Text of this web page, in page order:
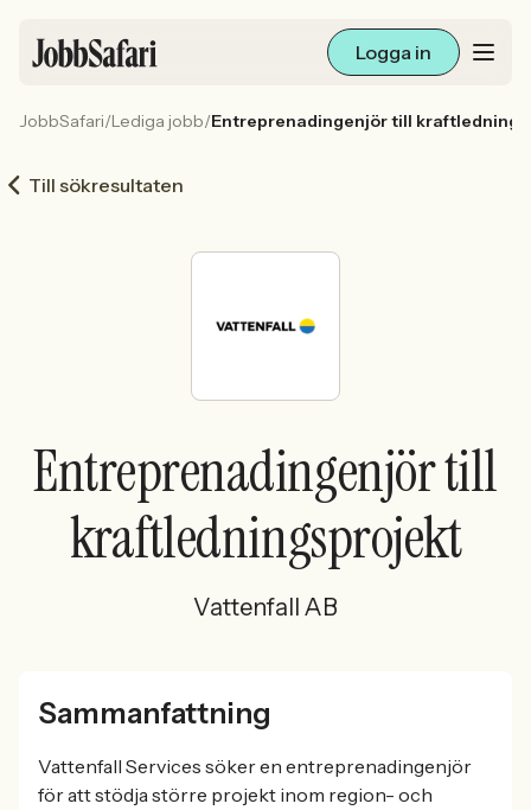
Logga in
Arbetsliv och karriär
För arbetsgivare
Sök med AI
Ny här? Skapa konto
JobbSafari/Lediga jobb/Entreprenadingenjör till
Till sökresultaten
Entreprenadingenjör till
kraftledningsprojekt
Vattenfall AB
Sammanfattning
Vattenfall Services söker en entreprenadingenjör
för att stödja större projekt inom region- och